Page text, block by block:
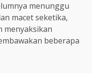
menunggu
macet seketika,
menyaksikan
beberapa